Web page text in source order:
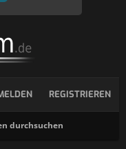
durchsuchen
REGISTRIEREN